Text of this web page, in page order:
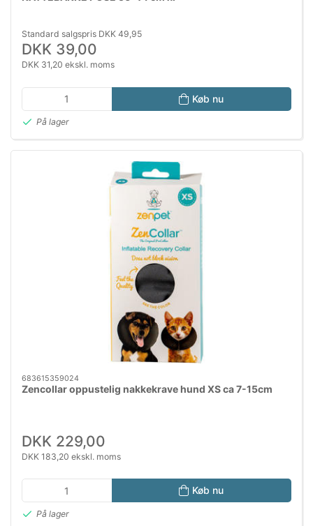
Standard salgspris DKK 49,95
DKK 39,00
DKK 31,20 ekskl. moms
Køb nu
På lager
683615359024
Zencollar oppustelig nakkekrave hund XS ca 7-15cm
DKK 229,00
DKK 183,20 ekskl. moms
Køb nu
På lager